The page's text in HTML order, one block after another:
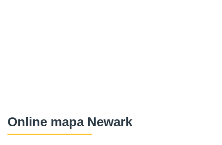
Online mapa Newark